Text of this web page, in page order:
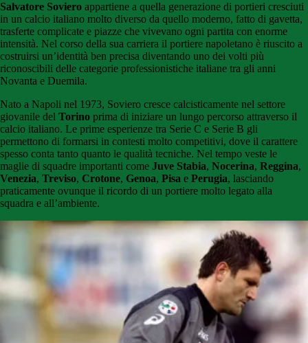
Salvatore Soviero appartiene a quella generazione di portieri cresciuti
in un calcio italiano molto diverso da quello moderno, fatto di gavetta,
trasferte complicate e piazze che vivevano ogni partita con enorme
intensità. Nel corso della sua carriera il portiere napoletano è riuscito a
costruirsi un’identità ben precisa diventando uno dei volti più
riconoscibili delle categorie professionistiche italiane tra gli anni
Novanta e Duemila.
Nato a Napoli nel 1973, Soviero cresce calcisticamente nel settore
giovanile del Torino prima di iniziare un lungo percorso attraverso il
calcio italiano. Le prime esperienze tra Serie C e Serie B gli
permettono di formarsi in contesti molto competitivi, dove il carattere
spesso conta tanto quanto le qualità tecniche. Nel tempo veste le
maglie di squadre importanti come Juve Stabia, Nocerina, Reggina,
Venezia, Treviso, Crotone, Genoa, Pisa e Perugia, lasciando
praticamente ovunque il ricordo di un portiere molto legato alla
squadra e all’ambiente.